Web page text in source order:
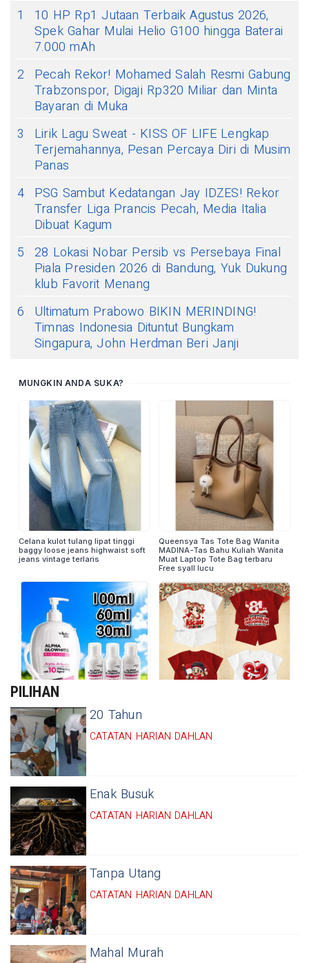
1
10 HP Rp1 Jutaan Terbaik Agustus 2026,
Spek Gahar Mulai Helio G100 hingga Baterai
7.000 mAh
2
Pecah Rekor! Mohamed Salah Resmi Gabung
Trabzonspor, Digaji Rp320 Miliar dan Minta
Bayaran di Muka
3
Lirik Lagu Sweat - KISS OF LIFE Lengkap
Terjemahannya, Pesan Percaya Diri di Musim
Panas
4 PSG Sambut Kedatangan Jay IDZES! Rekor
Transfer Liga Prancis Pecah, Media Italia
Dibuat Kagum
5 28 Lokasi Nobar Persib vs Persebaya Final
Piala Presiden 2026 di Bandung, Yuk Dukung
klub Favorit Menang
6
Ultimatum Prabowo BIKIN MERINDING!
Timnas Indonesia Dituntut Bungkam
Singapura, John Herdman Beri Janji
PILIHAN
20 Tahun
CATATAN HARIAN DAHLAN
Enak Busuk
CATATAN HARIAN DAHLAN
Tanpa Utang
CATATAN HARIAN DAHLAN
Mahal Murah